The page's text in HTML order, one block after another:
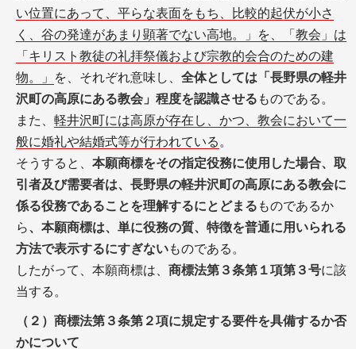
い位置にあって、平らな表面をもち、比較的起伏が小さ
く、谷の発達があまり顕著でない高地。」を、「教会」は
「キリスト教徒の礼拝祭儀および宗教的会合のための建
物。」
を、それぞれ意味し、 全体としては「長野県の軽井
沢町の高原にある教会」程度を認識させる ものである。
また、 軽井沢町には高原が存在し、かつ、教会において一
般に婚礼や結婚式等が行われている 。
そうすると、 本願商標をその指定役務に使用した場合、取
引者及び需要者は、長野県の軽井沢町の高原にある教会に
係る役務であることを理解するにとどまる ものであるか
ら、本願商標は、単に役務の質、特徴を普通に用いられる
方法で表示するにすぎないものである。
したがって、本願商標は、 商標法第３条第１項第３号に該
当する。
（２）商標法第３条第２項に規定する要件を具備するか否
かについて